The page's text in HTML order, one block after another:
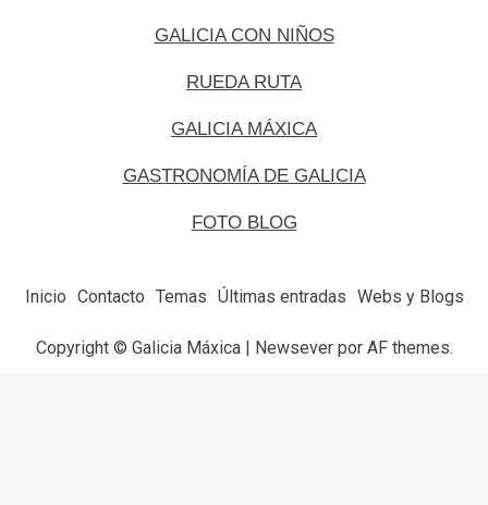
GALICIA CON NIÑOS
RUEDA RUTA
GALICIA MÁXICA
GASTRONOMÍA DE GALICIA
FOTO BLOG
Inicio Contacto Temas Últimas entradas Webs y Blogs
Copyright © Galicia Máxica | Newseverpor AF themes.